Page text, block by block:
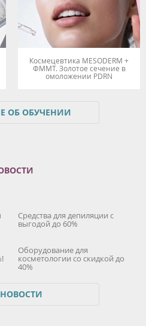
Космецевтика MESODERM +
ФММТ. Золотое сечение в
омоложении PDRN
ОБ ОБУЧЕНИИ
Средства для депиляции с
выгодой до 60%
Оборудование для
косметологии со скидкой до
40%
НОВОСТИ